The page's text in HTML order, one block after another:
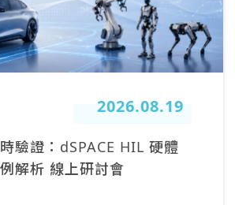
2026.08.19
驗證：dSPACE HIL 硬體
解析 線上研討會